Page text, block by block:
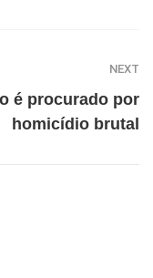
NEXT
é procurado por
homicídio brutal